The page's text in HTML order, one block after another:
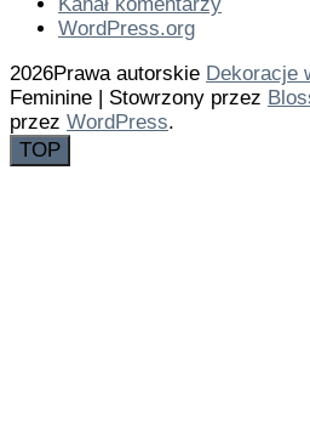
WordPress.org
2026Prawa autorskie Dekoracje
Feminine | Stowrzony przez
przez WordPress.
TOP